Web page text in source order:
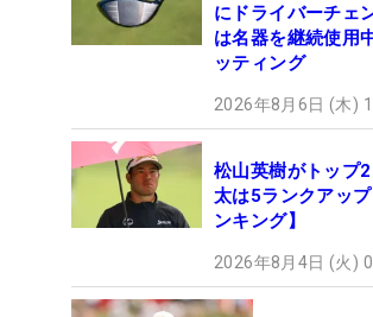
にドライバーチェ
は名器を継続使
ッティング
2026年8月6日 (木)
松山英樹がトッ
太は5ランクアッ
ンキング】
2026年8月4日 (火)